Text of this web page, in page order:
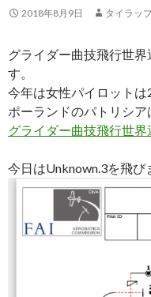
2018年8月9日 タイラッ
グライダー曲技飛行世
す。
今年は女性パイロットは
ポーランドのパトリシア
グライダー曲技飛行世界
今日はUnknown.3を飛び